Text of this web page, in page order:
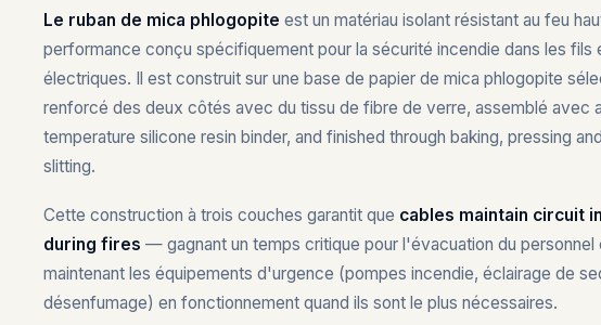
Le ruban de mica phlogopite est un matériau isolant résistant au feu
performance conçu spécifiquement pour la sécurité incendie dans les fils
électriques. Il est construit sur une base de papier de mica phlogopite
renforcé des deux côtés avec du tissu de fibre de verre, assemblé avec
temperature silicone resin binder, and finished through baking, pressing
slitting.
Cette construction à trois couches garantit que cables maintain circuit
during fires — gagnant un temps critique pour l'évacuation du personnel
maintenant les équipements d'urgence (pompes incendie, éclairage de
désenfumage) en fonctionnement quand ils sont le plus nécessaires.